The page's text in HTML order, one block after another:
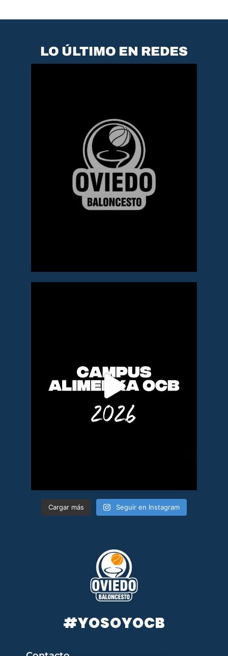
LO ÚLTIMO EN REDES
Cargar más Seguir en Instagram
#YOSOYOCB